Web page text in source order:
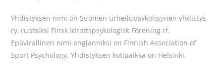
Yhdistyksen nimi on Suomen urheilupsykologinen yhdistys
ry, ruotsiksi Finsk Idrottspsykologisk Förening rf.
Epävirallinen nimi englanniksi on Finnish Association of
Sport Psychology. Yhdistyksen kotipaikka on Helsinki.